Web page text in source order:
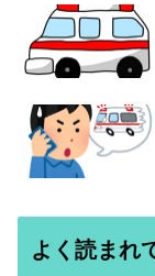
よく読まれ